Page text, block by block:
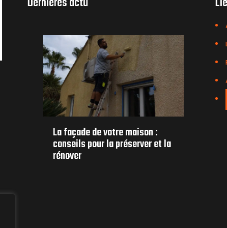
La façade de votre maison :
conseils pour la préserver et la
rénover